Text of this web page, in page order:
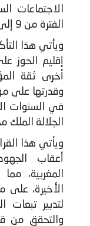
الفترة من 9 إلى 15 أكتوبر 2023 بمدينة مراكش.
ويأتي هذا
أخرى ثقة
وقدرتها على
في السنوات
الجلالة
ويأتي هذا
أعقاب
المغربية،
الأخيرة، على
لتدبير تبعات
والتحقق من